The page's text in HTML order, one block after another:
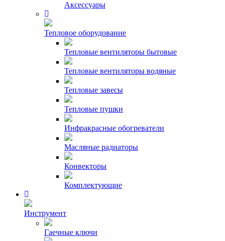
Аксессуары
Тепловое оборудование
Тепловые вентиляторы бытовые
Тепловые вентиляторы водяные
Тепловые завесы
Тепловые пушки
Инфракрасные обогреватели
Масляные радиаторы
Конвекторы
Комплектующие
Инструмент
Гаечные ключи